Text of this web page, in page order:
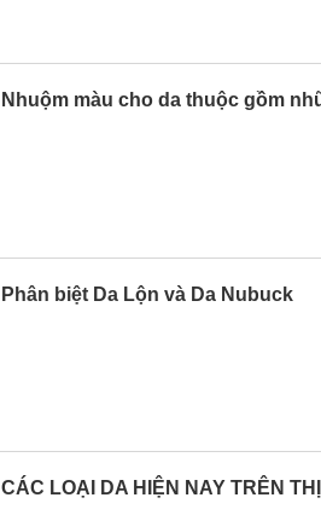
Nhuộm màu cho da thuộc gồm
Phân biệt Da Lộn và Da Nubuck
CÁC LOẠI DA HIỆN NAY TRÊN